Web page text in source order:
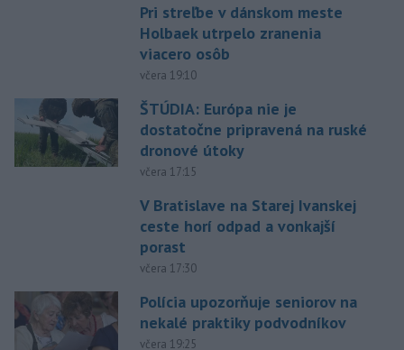
Pri streľbe v dánskom meste
Holbaek utrpelo zranenia
viacero osôb
včera 19:10
ŠTÚDIA: Európa nie je
dostatočne pripravená na ruské
dronové útoky
včera 17:15
V Bratislave na Starej Ivanskej
ceste horí odpad a vonkajší
porast
včera 17:30
Polícia upozorňuje seniorov na
nekalé praktiky podvodníkov
včera 19:25